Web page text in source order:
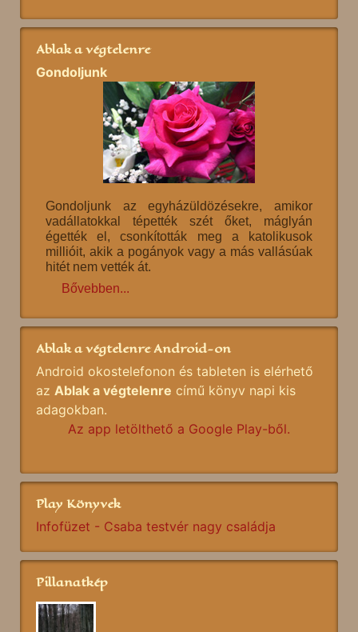
Ablak a végtelenre
Gondoljunk
Gondoljunk az egyházüldözésekre, amikor
vadállatokkal tépették szét őket, máglyán
égették el, csonkították meg a katolikusok
millióit, akik a pogányok vagy a más vallásúak
hitét nem vették át.
Bővebben...
Ablak a végtelenre Android-on
Android okostelefonon és tableten is elérhető
az Ablak a végtelenre című könyv napi kis
adagokban.
Az app letölthető a Google Play-ből.
Play Könyvek
Infofüzet - Csaba testvér nagy családja
Pillanatkép